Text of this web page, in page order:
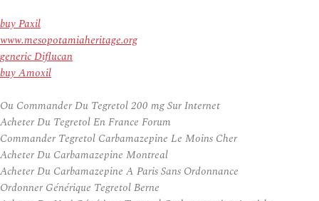
buy Paxil
www.mesopotamiaheritage.org
generic Diflucan
buy Amoxil
Ou Commander Du Tegretol 200 mg Sur Internet
Acheter Du Tegretol En France Forum
Commander Tegretol Carbamazepine Le Moins Cher
Acheter Du Carbamazepine Montreal
Acheter Du Carbamazepine A Paris Sans Ordonnance
Ordonner Générique Tegretol Berne